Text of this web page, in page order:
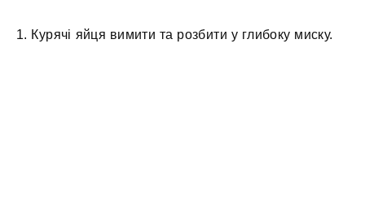
1. Курячі яйця вимити та розбити у глибоку миску.